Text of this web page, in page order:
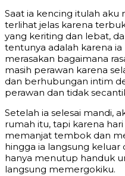
Saat ia kencing itulah aku
terlihat jelas karena
yang keriting dan lebat,
tentunya adalah karena ia
merasakan bagaimana
masih perawan karena
dan berhubungan intim
perawan dan tidak
Setelah ia selesai mandi,
rumah itu, tapi karena
memanjat tembok dan
hingga ia langsung
hanya menutup handuk
langsung memergokiku.